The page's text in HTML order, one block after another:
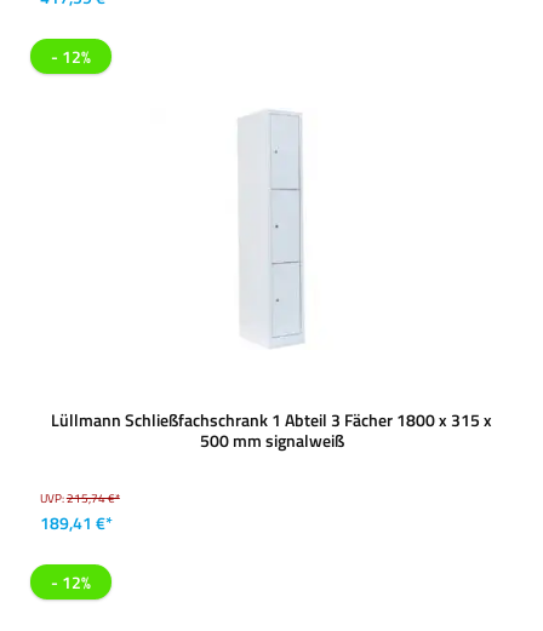
- 12%
Lüllmann Schließfachschrank 1 Abteil 3 Fächer 1800 x 315 x
500 mm signalweiß
UVP:215,74 €*
189,41 €*
- 12%